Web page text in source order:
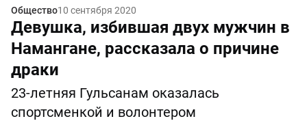
Общество10 сентября 2020
Девушка, избившая двух мужчин в
Намангане, рассказала о причине
драки
23-летняя Гульсанам оказалась
спортсменкой и волонтером